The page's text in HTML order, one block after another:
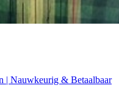
| Nauwkeurig & Betaalbaar